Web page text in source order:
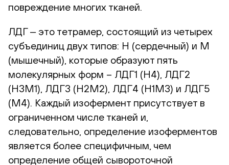
повреждение многих тканей.
ЛДГ ‒ это тетрамер, состоящий из четырех
субъединиц двух типов: H (сердечный) и M
(мышечный), которые образуют пять
молекулярных форм – ЛДГ1 (Н4), ЛДГ2
(H3M1), ЛДГ3 (H2M2), ЛДГ4 (H1M3) и ЛДГ5
(М4). Каждый изофермент присутствует в
ограниченном числе тканей и,
следовательно, определение изоферментов
является более специфичным, чем
определение общей сывороточной